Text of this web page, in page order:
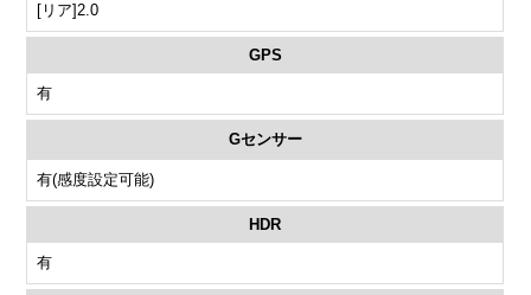
[リア]2.0
GPS
有
Gセンサー
有(感度設定可能)
HDR
有